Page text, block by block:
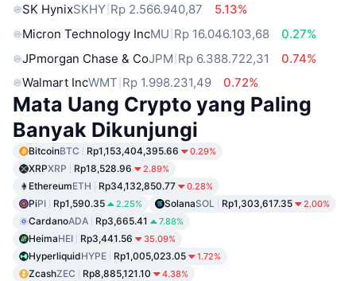
SK HynixSKHY Rp 2.566.940,87
5.13%
Micron Technology IncMU Rp 16.046.103,68
0.27%
JPmorgan Chase & CoJPM Rp 6.388.722,31
0.74%
Walmart IncWMT Rp 1.998.231,49 0.72%
Mata Uang Crypto yang Paling
Banyak Dikunjungi
BitcoinBTC Rp1,153,404,395.66 0.29%
XRPXRP Rp18,528.96 2.89%
EthereumETH Rp34,132,850.77 0.28%
PiPI Rp1,590.35 2.25% SolanaSOL Rp1,303,617.35 2.00%
CardanoADA Rp3,665.41 7.88%
HeimaHEI Rp3,441.56 35.09%
HyperliquidHYPE Rp1,005,023.05 1.72%
ZcashZEC Rp8,885,121.10 4.38%